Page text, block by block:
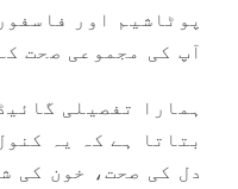
پوٹاشیم اور
آپ کی مجموعی صحت
ہمارا تفصیلی
بتاتا ہے کہ یہ
دل کی صحت، خون کی